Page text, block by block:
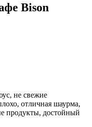
Bison
не свежие
отличная шаурма,
продукты, достойный